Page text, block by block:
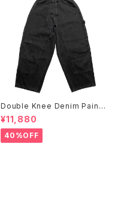
Double Knee Denim Painte
r Pants Black
¥11,880
40%OFF